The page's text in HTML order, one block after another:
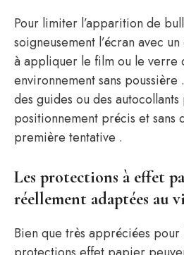
Pour limiter l’apparition de
soigneusement l’écran avec
à appliquer le film ou le verre
environnement sans
des guides ou des
positionnement précis et sans
première tentative .
Les protections à effet
réellement adaptées au
Bien que très appréciées pour